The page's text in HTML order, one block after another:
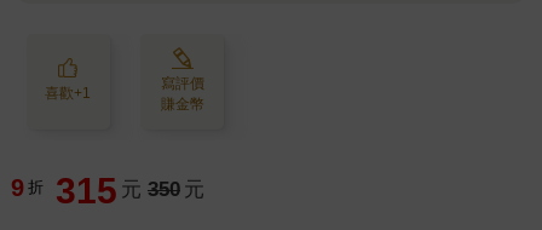
喜歡+1
寫評價
賺金幣
9 折 315 元 350 元